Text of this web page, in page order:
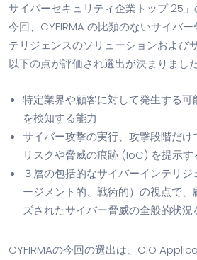
サイバーセキュリティ企業トップ 25」
今回、CYFIRMA の比類のないサイバ
テリジェンスのソリューションおよび
以下の点が評価され選出が決まりました
特定業界や顧客に対して発生する
を検知する能力
サイバー攻撃の実行、攻撃段階だ
リスクや脅威の痕跡 (IoC) を提示す
３層の包括的なサイバーインテリ
ージメント的、戦術的）の視点で
ズされたサイバー脅威の全般的状況
CYFIRMAの今回の選出は、CIO